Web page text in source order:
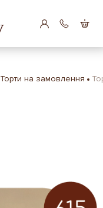
Торти на замовлення